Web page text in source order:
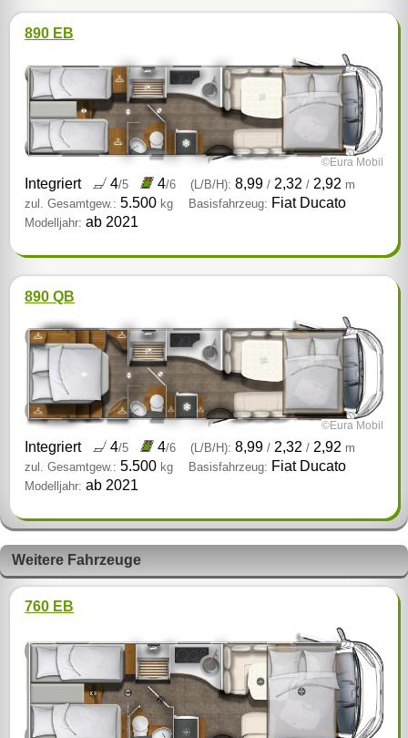
890 EB
©Eura Mobil
Integriert 4/5 4/6 (L/B/H): 8,99/ 2,32/ 2,92 m
zul. Gesamtgew.: 5.500 kg Basisfahrzeug: Fiat Ducato
Modelljahr: ab 2021
890 QB
©Eura Mobil
Integriert 4/5 4/6 (L/B/H): 8,99/ 2,32/ 2,92 m
zul. Gesamtgew.: 5.500 kg Basisfahrzeug: Fiat Ducato
Modelljahr: ab 2021
Weitere Fahrzeuge
760 EB